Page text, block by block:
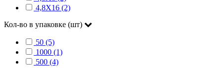
4,8X16 (2)
Кол-во в упаковке (шт)
50 (5)
1000 (1)
500 (4)